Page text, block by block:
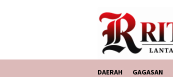
DAERAH GAGASAN